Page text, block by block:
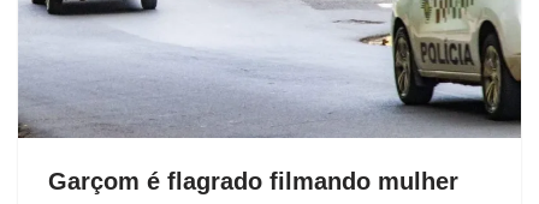
Garçom é flagrado filmando mulher